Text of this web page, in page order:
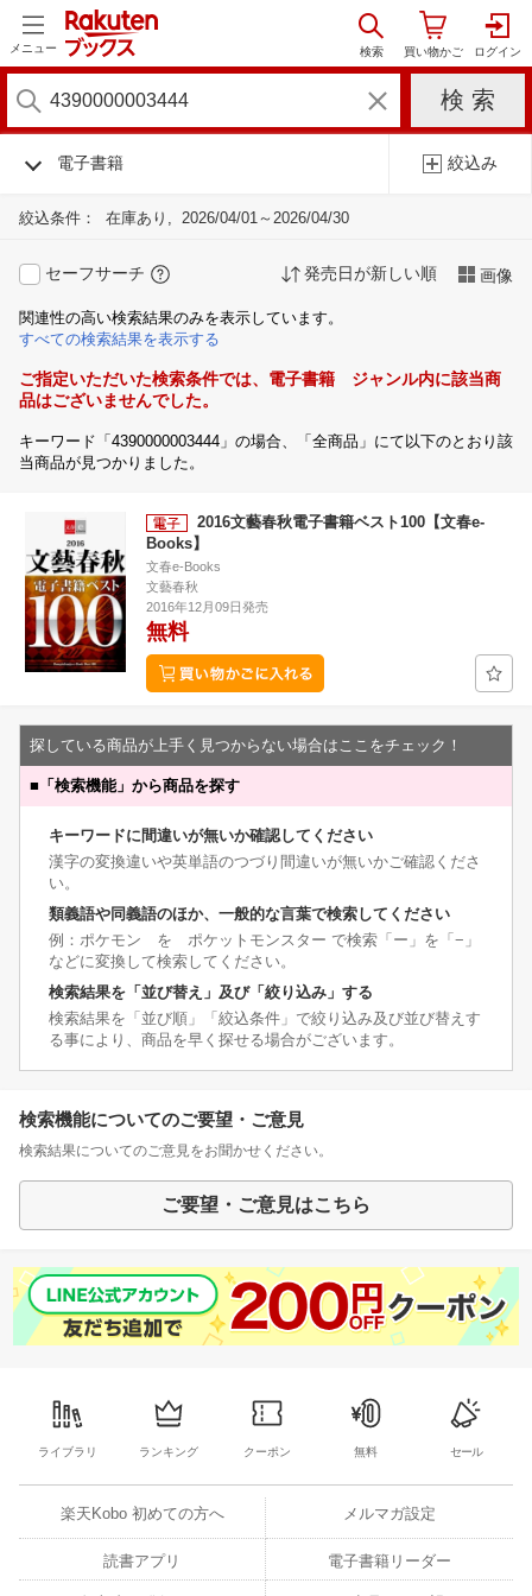
メニュー
電子書籍 絞込み
絞込条件： 在庫あり 2026/04/01～2026/04/30
セーフサーチ 発売日が新しい順 画像
関連性の高い検索結果のみを表示しています。
すべての検索結果を表示する
ご指定いただいた検索条件では、電子書籍 ジャンル内に該当商
品はございませんでした。
キーワード「4390000003444」の場合、「全商品」にて以下のとおり該
当商品が見つかりました。
2016文藝春秋電子書籍ベスト100【文春e-
Books】
文春e-Books
文藝春秋
2016年12月09日発売
無料
探している商品が上手く見つからない場合はここをチェック！
■ 「検索機能」から商品を探す
キーワードに間違いが無いか確認してください
漢字の変換違いや英単語のつづり間違いが無いかご確認くださ
い。
類義語や同義語のほか、一般的な言葉で検索してください
例：ポケモン を ポケットモンスター で検索「ー」を「−」
などに変換して検索してください。
検索結果を「並び替え」及び「絞り込み」する
検索結果を「並び順」「絞込条件」で絞り込み及び並び替えす
る事により、商品を早く探せる場合がございます。
検索機能についてのご要望・ご意見
検索結果についてのご意見をお聞かせください。
ご要望・ご意見はこちら
ライブラリ ランキング クーポン 無料 セール
楽天Kobo 初めての方へ メルマガ設定
読書アプリ 電子書籍リーダー